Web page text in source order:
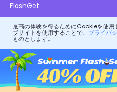
プライバシーポリシー
広告ポリシー
私の情報を販売しないでください
ブログ
子供のオンラインの安全性
ダウンロード
FlashGet
FlashGet Finder
FlashGet Cast
フォローし
最高の体験を得るためにCookieを使用
ブサイトを使用することで、 プライバ
ものとします。